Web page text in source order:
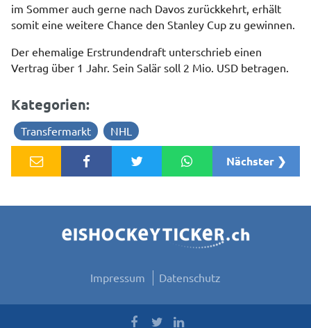
im Sommer auch gerne nach Davos zurückkehrt, erhält
somit eine weitere Chance den Stanley Cup zu gewinnen.
Der ehemalige Erstrundendraft unterschrieb einen
Vertrag über 1 Jahr. Sein Salär soll 2 Mio. USD betragen.
Kategorien:
Transfermarkt NHL
Nächster ❯
Impressum Datenschutz